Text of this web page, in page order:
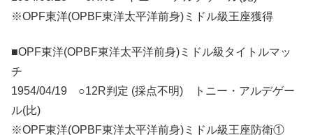
※OPF東洋(OPBF東洋太平洋前身)ミドル級王座獲得
■OPF東洋(OPBF東洋太平洋前身)ミドル級タイトルマッ
チ
1954/04/19 ○12R判定 (採点不明) トニー・アルデゲー
ル(比)
※OPF東洋(OPBF東洋太平洋前身)ミドル級王座防衛①